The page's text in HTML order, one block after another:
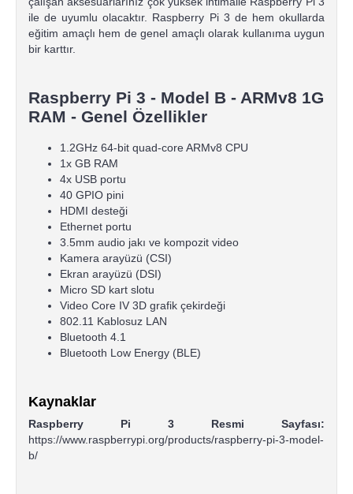
ile de uyumlu olacaktır. Raspberry Pi 3 de hem okullarda
eğitim amaçlı hem de genel amaçlı olarak kullanıma uygun
bir karttır.
Raspberry Pi 3 - Model B - ARMv8 1G
RAM - Genel Özellikler
1.2GHz 64-bit quad-core ARMv8 CPU
1x GB RAM
4x USB portu
40 GPIO pini
HDMI desteği
Ethernet portu
3.5mm audio jakı ve kompozit video
Kamera arayüzü (CSI)
Ekran arayüzü (DSI)
Micro SD kart slotu
Video Core IV 3D grafik çekirdeği
802.11 Kablosuz LAN
Bluetooth 4.1
Bluetooth Low Energy (BLE)
Kaynaklar
Raspberry Pi 3 Resmi Sayfası:
https://www.raspberrypi.org/products/raspberry-pi-3-model-
b/